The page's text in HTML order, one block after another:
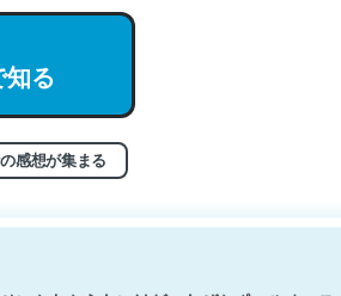
知る
感想が集まる
。彼はとてもクレバーなんだろうなと凄く
分はこの流れ好き。Let’s Fucking Go.
いかわからないけど、なぜかポールオース